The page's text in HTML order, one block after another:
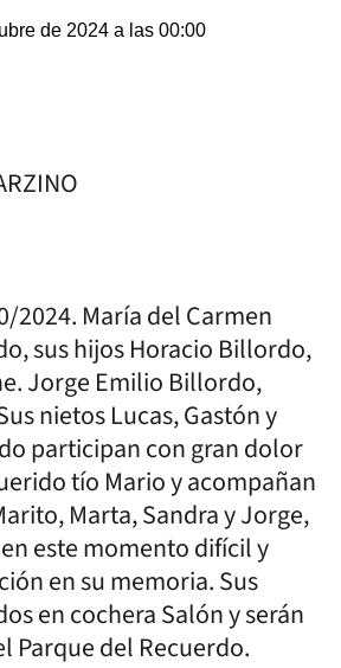
de 2024 a las 00:00
2024. María del Carmen
sus hijos Horacio Billordo,
Jorge Emilio Billordo,
nietos Lucas, Gastón y
participan con gran dolor
tío Mario y acompañan
Marta, Sandra y Jorge,
este momento difícil y
en su memoria. Sus
en cochera Salón y serán
Parque del Recuerdo.